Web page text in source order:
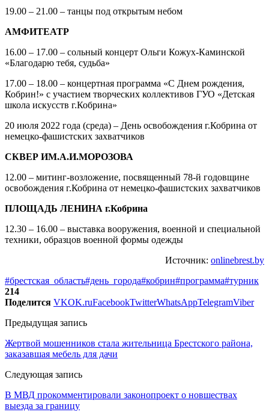
19.00 – 21.00 – танцы под открытым небом
АМФИТЕАТР
16.00 – 17.00 – сольный концерт Ольги Кожух-Каминской
«Благодарю тебя, судьба»
17.00 – 18.00 – концертная программа «С Днем рождения,
Кобрин!» с участием творческих коллективов ГУО «Детская
школа искусств г.Кобрина»
20 июля 2022 года (среда) – День освобождения г.Кобрина от
немецко-фашистских захватчиков
СКВЕР ИМ.А.И.МОРОЗОВА
12.00 – митинг-возложение, посвященный 78-й годовщине
освобождения г.Кобрина от немецко-фашистских захватчиков
ПЛОЩАДЬ ЛЕНИНА г.Кобрина
12.30 – 16.00 – выставка вооружения, военной и специальной
техники, образцов военной формы одежды
Источник: onlinebrest.by
#брестская_область#день_города#кобрин#программа#турник
214
Поделится VKOK.ruFacebookTwitterWhatsAppTelegramViber
Предыдущая запись
Жертвой мошенников стала жительница Брестского района,
заказавшая мебель для дачи
Следующая запись
В МВД прокомментировали законопроект о новшествах
выезда за границу